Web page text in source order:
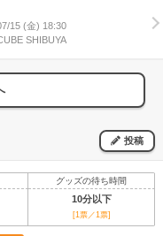
15 (金) 18:30
SHIBUYA
投稿
グッズの待ち時間
10分以下
[1票／1票]